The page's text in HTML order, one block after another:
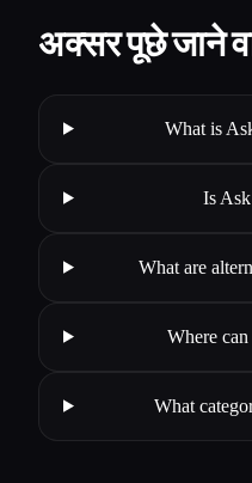
अक्सर पूछे जाने
What is
Is
What are
Where
What